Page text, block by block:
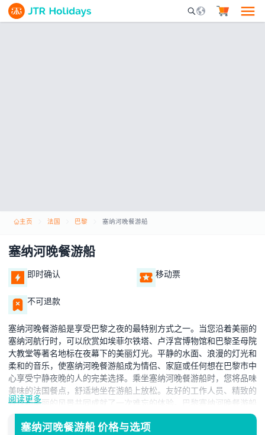
Mobile Search
主页 法国 巴黎 塞纳河晚餐游船
塞纳河晚餐游船
即时确认 移动票
不可退款
塞纳河晚餐游船是享受巴黎之夜的最特别方式之一。当您沿着美丽的
塞纳河航行时，可以欣赏如埃菲尔铁塔、卢浮宫博物馆和巴黎圣母院
大教堂等著名地标在夜幕下的美丽灯光。平静的水面、浪漫的灯光和
柔和的音乐，使塞纳河晚餐游船成为情侣、家庭或任何想在巴黎市中
心享受宁静夜晚的人的完美选择。乘坐塞纳河晚餐游船时，您将品味
美味的法国餐点，舒适地坐在游船上放松。友好的工作人员、精致的
餐饮和美丽的风景共同成就了一次难忘的体验。巴黎塞纳河晚餐游船
不仅是一顿饭，更是一次融合美食与美景的全景观光之旅。如果您想
欣赏巴黎的夜间美景，塞纳河晚餐游船是最佳选择之一。
阅读更多
塞纳河晚餐游船 价格与选项